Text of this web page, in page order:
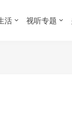
活 视听专题